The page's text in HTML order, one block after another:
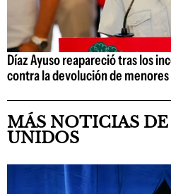
Díaz Ayuso reapareció tras los
contra la devolución de
MÁS NOTICIAS DE
UNIDOS